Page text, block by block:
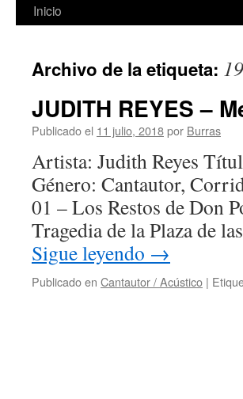
Inicio
Archivo de la etiqueta:
JUDITH REYES –
Publicado el 11 julio, 2018por Burras
Artista: Judith Reyes
Género: Cantautor,
01 – Los Restos de Don
Tragedia de la Plaza de
Sigue leyendo →
Publicado en Cantautor / Acústico |